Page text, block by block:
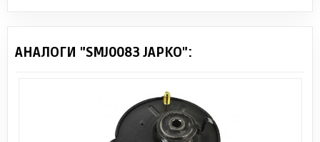
АНАЛОГИ "SMJ0083 JAPKO":